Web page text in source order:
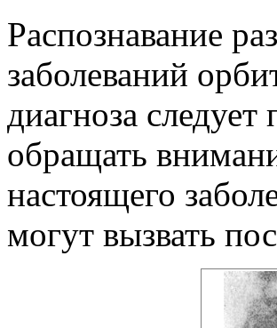
Распознавание
заболеваний
диагноза
обращать
настоящего
могут вызвать